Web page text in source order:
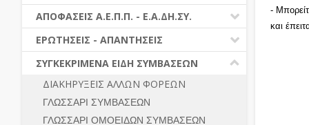
-
και
ΔΗΜΟΤΙΚΟΣ ΚΩΔΙΚΑΣ (Ν.3463/2006)
ΚΑΛΛΙΚΡΑΤΗΣ (Ν.3852/2010)
ΝΟΜΟΘΕΣΙΑ - ΝΟΜΟΛΟΓΙΑ (ΣΥΝΟΛΟ)
ΝΟΜΟΘΕΣΙΑ - ΝΟΜΟΛΟΓΙΑ COVID -19
ΕΡΩΤΗΣΕΙΣ - ΑΠΑΝΤΗΣΕΙΣ
ΑΠΟΦΑΣΕΙΣ Α.Ε.Π.Π. - Ε.Α.ΔΗ.ΣΥ.
ΠΡΟΔΙΚΑΣΤΙΚΗ ΠΡΟΣΦΥΓΗ
ΓΕΝΙΚΟΙ ΚΑΝΟΝΕΣ
ΔΙΚΑΙΟΥΜΕΝΟΙ ΣΥΜΜΕΤΟΧΗΣ
ΠΡΟΣΦΟΡΕΣ – ΔΙΚΑΙΟΛΟΓΗΤΙΚΑ
ΣΥΜΜΕΤΟΧΗΣ
ΕΡΩΤΗΣΕΙΣ - ΑΠΑΝΤΗΣΕΙΣ
Ν. 4782/2021 - ΤΡΟΠΟΠΟΙΗΣΗ
4412/2016
ΔΙΕΞΑΓΩΓΗ ΔΙΑΔΙΚΑΣΙΑΣ
ΔΙΑΔΙΚΑΣΙΕΣ ΑΝΑΘΕΣΗΣ
ΣΥΓΚΕΚΡΙΜΕΝΑ ΕΙΔΗ ΣΥΜΒΑΣΕΩΝ
ΔΙΑΚΗΡΥΞΕΙΣ ΑΛΛΩΝ ΦΟΡΕΩΝ
ΓΛΩΣΣΑΡΙ ΣΥΜΒΑΣΕΩΝ
ΓΛΩΣΣΑΡΙ ΟΜΟΕΙΔΩΝ ΣΥΜΒΑΣΕΩΝ